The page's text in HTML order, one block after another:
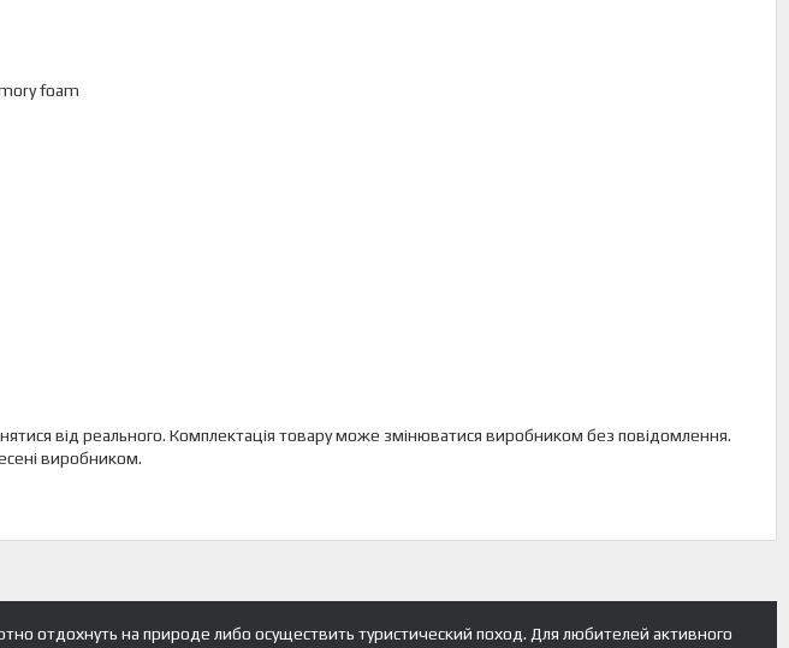
foam
від реального. Комплектація товару може змінюватися виробником без повідомлення.
виробником.
отдохнуть на природе либо осуществить туристический поход. Для любителей активного